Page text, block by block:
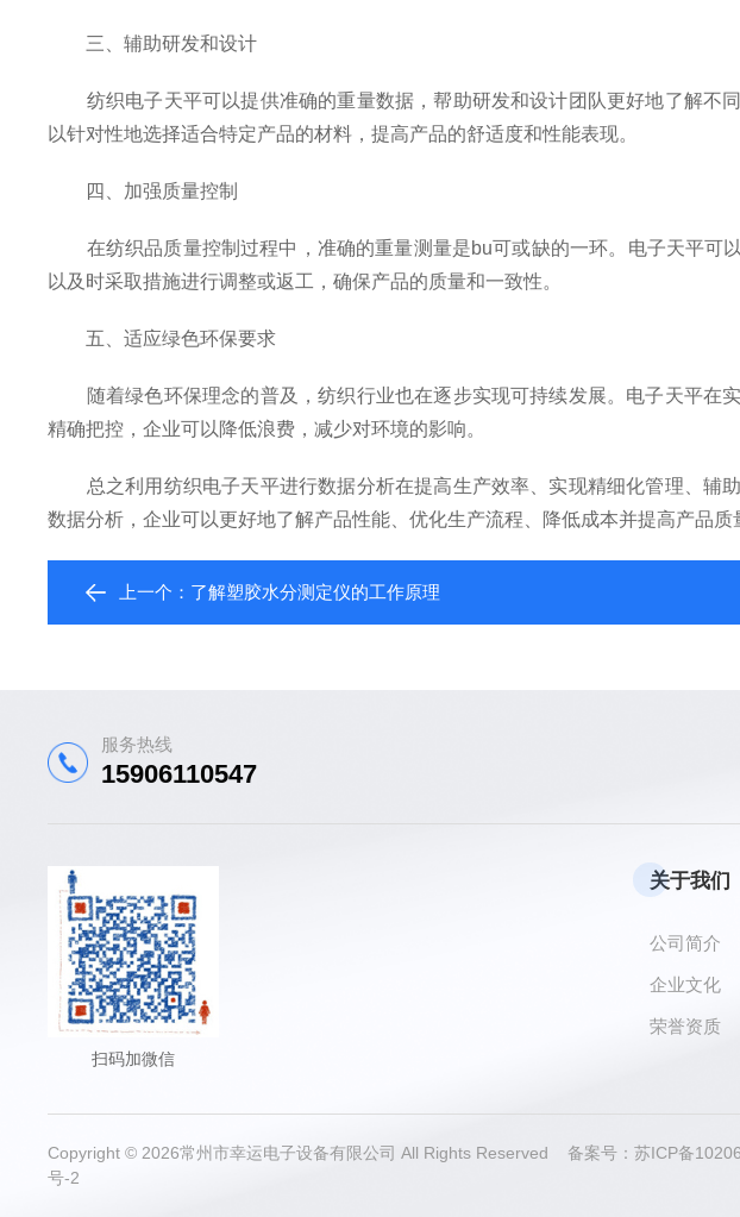
三、辅助研发和设计
纺织电子天平可以提供准确的重量数据，帮助研发和设计团队更好地了解不
以针对性地选择适合特定产品的材料，提高产品的舒适度和性能表现。
四、加强质量控制
在纺织品质量控制过程中，准确的重量测量是bu可或缺的一环。电子天平可
以及时采取措施进行调整或返工，确保产品的质量和一致性。
五、适应绿色环保要求
随着绿色环保理念的普及，纺织行业也在逐步实现可持续发展。电子天平在
精确把控，企业可以降低浪费，减少对环境的影响。
总之利用纺织电子天平进行数据分析在提高生产效率、实现精细化管理、辅
数据分析，企业可以更好地了解产品性能、优化生产流程、降低成本并提高产品质
上一个： 了解塑胶水分测定仪的工作原理
服务热线
15906110547
扫码加微信
关于我们
公司简介
企业文化
荣誉资质
Copyright © 2026常州市幸运电子设备有限公司 All Rights Reserved 备案号：苏ICP备
号-2